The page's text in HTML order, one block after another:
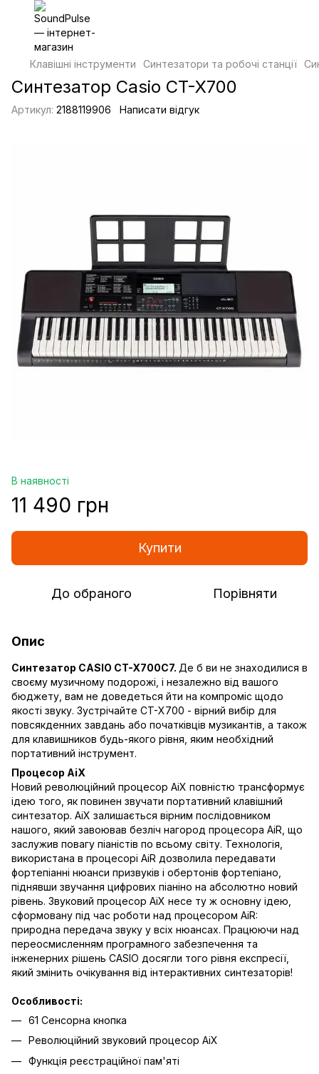
Клавішні інструменти Синтезатори та робочі станції
Синтезатор Casio CT-X700
Артикул: 2188119906 Написати відгук
В наявності
11 490 грн
Купити
До обраного Порівняти
Опис
Синтезатор CASIO CT-X700C7. Де б ви не знаходилися в
своєму музичному подорожі, і незалежно від вашого
бюджету, вам не доведеться йти на компроміс щодо
якості звуку. Зустрічайте CT-X700 - вірний вибір для
повсякденних завдань або початківців музикантів, а також
для клавишников будь-якого рівня, яким необхідний
портативний інструмент.
Процесор AiX
Новий революційний процесор AiX повністю трансформує
ідею того, як повинен звучати портативний клавішний
синтезатор. AiX залишається вірним послідовником
нашого, який завоював безліч нагород процесора AiR, що
заслужив повагу піаністів по всьому світу. Технологія,
використана в процесорі AiR дозволила передавати
фортепіанні нюанси призвуків і обертонів фортепіано,
піднявши звучання цифрових піаніно на абсолютно новий
рівень. Звуковий процесор AiX несе ту ж основну ідею,
сформовану під час роботи над процесором AiR:
природна передача звуку у всіх нюансах. Працюючи над
переосмисленням програмного забезпечення та
інженерних рішень CASIO досягли того рівня експресії,
який змінить очікування від інтерактивних синтезаторів!
Особливості:
61 Сенсорна кнопка
Революційний звуковий процесор AiX
Функція реєстраційної пам'яті